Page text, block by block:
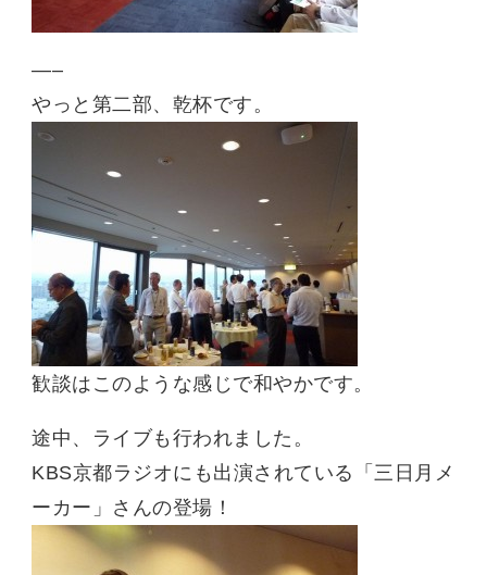
—–
やっと第二部、乾杯です。
歓談はこのような感じで和やかです。
途中、ライブも行われました。
KBS京都ラジオにも出演されている「三日月メ
ーカー」さんの登場！